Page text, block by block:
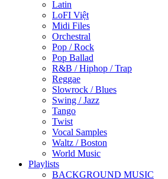
Latin
LoFI Việt
Midi Files
Orchestral
Pop / Rock
Pop Ballad
R&B / Hiphop / Trap
Reggae
Slowrock / Blues
Swing / Jazz
Tango
Twist
Vocal Samples
Waltz / Boston
World Music
Playlists
BACKGROUND MUSIC